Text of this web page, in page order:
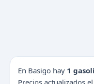
En Basigo hay 1
Precios actualizados